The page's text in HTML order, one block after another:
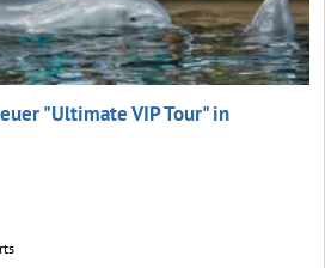
"Ultimate VIP Tour" in